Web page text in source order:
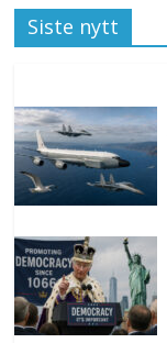
Siste nytt